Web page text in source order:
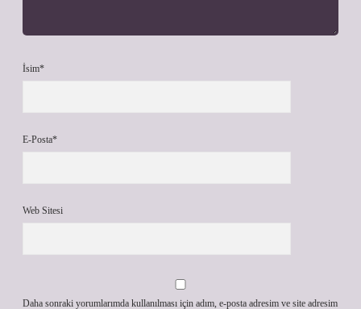
İsim*
E-Posta*
Web Sitesi
Daha sonraki yorumlarımda kullanılması için adım, e-posta adresim ve site adresim